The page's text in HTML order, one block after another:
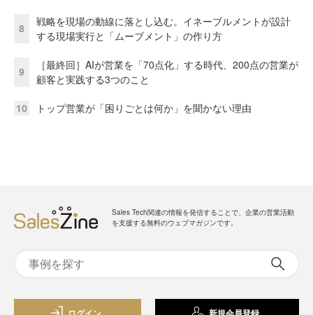
8
戦略を現場の動線に落とし込む。イネーブルメントが設計
する現場実行と「ムーブメント」の作り方
9
［最終回］AIが営業を「70点化」する時代、200点の営業が
顧客と実践する3つのこと
10 トップ営業が「困りごとは何か」を聞かない理由
Sales Tech関連の情報を発信することで、企業の営業活動
を支援する無料のウェブマガジンです。